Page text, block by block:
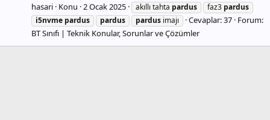
hasari Konu 2 Ocak 2025 akıllı tahta pardus faz3 pardus
i5nvme pardus pardus pardus imajı Cevaplar: 37 Forum:
BT Sınıfı | Teknik Konular, Sorunlar ve Çözümler